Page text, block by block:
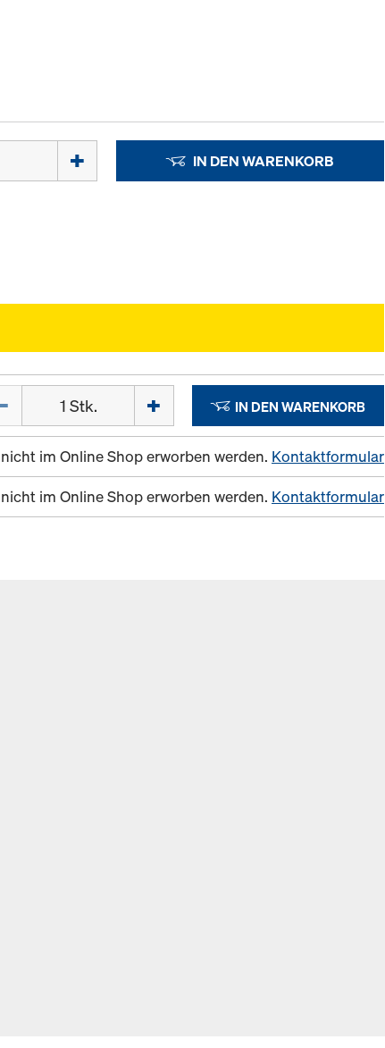
IN DEN WARENKORB
IN DEN WARENKORB
im Online Shop erworben werden. Kontaktformular
im Online Shop erworben werden. Kontaktformular